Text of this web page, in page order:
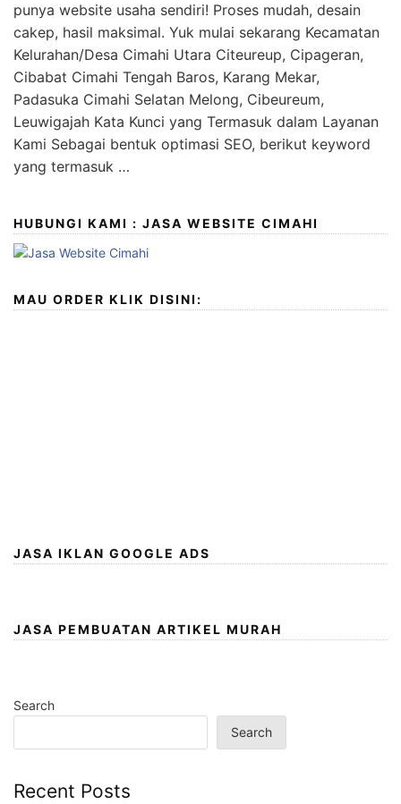
punya website usaha sendiri! Proses mudah, desain
cakep, hasil maksimal. Yuk mulai sekarang Kecamatan
Kelurahan/Desa Cimahi Utara Citeureup, Cipageran,
Cibabat Cimahi Tengah Baros, Karang Mekar,
Padasuka Cimahi Selatan Melong, Cibeureum,
Leuwigajah Kata Kunci yang Termasuk dalam Layanan
Kami Sebagai bentuk optimasi SEO, berikut keyword
yang termasuk …
HUBUNGI KAMI : JASA WEBSITE CIMAHI
MAU ORDER KLIK DISINI:
JASA IKLAN GOOGLE ADS
JASA PEMBUATAN ARTIKEL MURAH
Search
Search
Recent Posts